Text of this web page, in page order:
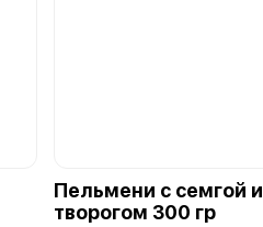
Пельмени с семгой и
творогом 300 гр